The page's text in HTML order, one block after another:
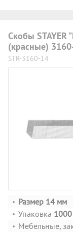
Скобы STAYER
(красные)
STR-3160-14
Размер 14 мм
Упаковка
Мебельные,